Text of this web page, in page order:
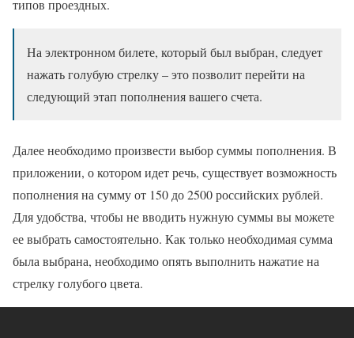
типов проездных.
На электронном билете, который был выбран, следует
нажать голубую стрелку – это позволит перейти на
следующий этап пополнения вашего счета.
Далее необходимо произвести выбор суммы пополнения. В
приложении, о котором идет речь, существует возможность
пополнения на сумму от 150 до 2500 российских рублей.
Для удобства, чтобы не вводить нужную суммы вы можете
ее выбрать самостоятельно. Как только необходимая сумма
была выбрана, необходимо опять выполнить нажатие на
стрелку голубого цвета.